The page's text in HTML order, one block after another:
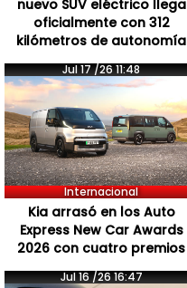
nuevo SUV eléctrico llega
oficialmente con 312
kilómetros de autonomía
Jul 17 /26 11:48
Internacional
Kia arrasó en los Auto
Express New Car Awards
2026 con cuatro premios
Jul 16 /26 16:47